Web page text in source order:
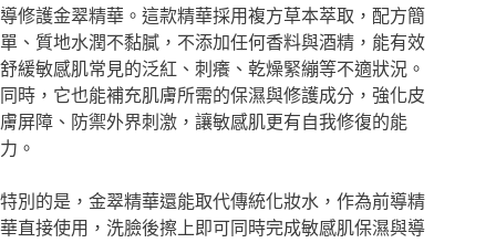
導修護金翠精華 。這款精華採用複方草本萃取，配方簡
單、質地水潤不黏膩，不添加任何香料與酒精，能有效
舒緩敏感肌常見的泛紅、刺癢、乾燥緊繃等不適狀況。
同時，它也能補充肌膚所需的保濕與修護成分，強化皮
膚屏障、防禦外界刺激，讓敏感肌更有自我修復的能
力。
特別的是，金翠精華還能取代傳統化妝水，作為前導精
華直接使用，洗臉後擦上即可同時完成敏感肌保濕與導